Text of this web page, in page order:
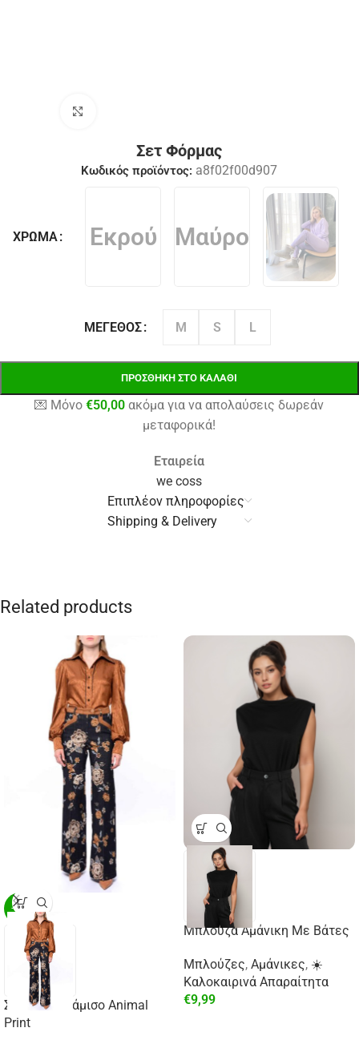
Σετ Φόρμας
Κωδικός προϊόντος: a8f02f00d907
ΧΡΏΜΑ Εκρού Μαύρο
ΜΈΓΕΘΟΣ M S L
ΠΡΟΣΘΉΚΗ ΣΤΟ ΚΑΛΆΘΙ
💌 Μόνο€50,00 ακόμα για να απολαύσεις δωρεάν
μεταφορικά!
Εταιρεία
we coss
Επιπλέον πληροφορίες
Shipping & Delivery
Related products
-29%
Σατέν Πουκάμισο Animal
Print
Μπλούζα Αμάνικη Με Βάτες
Μπλούζες, Αμάνικες, ☀️
Καλοκαιρινά Απαραίτητα
€9,99